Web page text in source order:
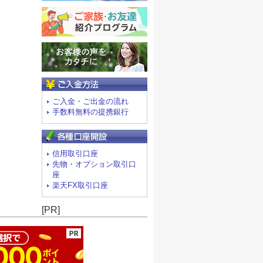
ご入金・ご出金の流れ
手数料無料の提携銀行
信用取引口座
先物・オプション取引口
座
楽天FX取引口座
[PR]